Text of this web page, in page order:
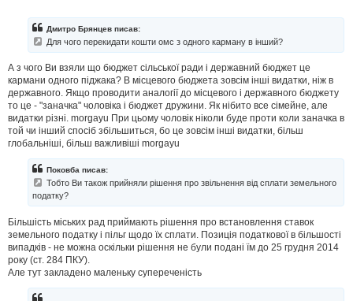
л
е
н
н
я
Дмитро Брянцев писав:
Для чого перекидати кошти омс з одного карману в інший?
А з чого Ви взяли що бюджет сільської ради і державний бюджет це
кармани одного піджака? В місцевого бюджета зовсім інші видатки, ніж в
державного. Якщо проводити аналогії до місцевого і державного бюджету
то це - "заначка" чоловіка і бюджет дружини. Як нібито все сімейне, але
видатки різні. morgayu При цьому чоловік ніколи буде проти коли заначка в
той чи інший спосіб збільшиться, бо це зовсім інші видатки, більш
глобальніші, більш важливіші morgayu
Поковба писав:
Тобто Ви також прийняли рішення про звільнення від сплати земельного
податку?
Більшість міських рад приймають рішення про встановлення ставок
земельного податку і пільг щодо їх сплати. Позиція податкової в більшості
випадків - не можна оскільки рішення не були подані їм до 25 грудня 2014
року (ст. 284 ПКУ).
Але тут закладено маленьку супереченість